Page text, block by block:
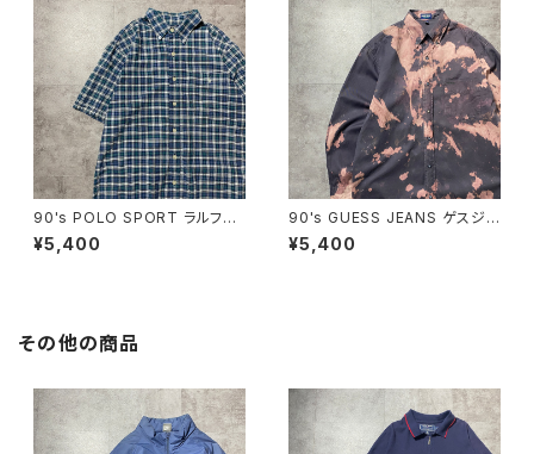
90's POLO SPORT ラルフロ
ーレン ポロスポーツ 刺繍ロ
ゴ 胸ポケット チェック総柄
¥5,400
90's GUESS JEANS ゲスジ
ーンズ ブリーチ加工 刺繍ワ
ンポイント 胸ポケット ボタン
¥5,400
その他の商品